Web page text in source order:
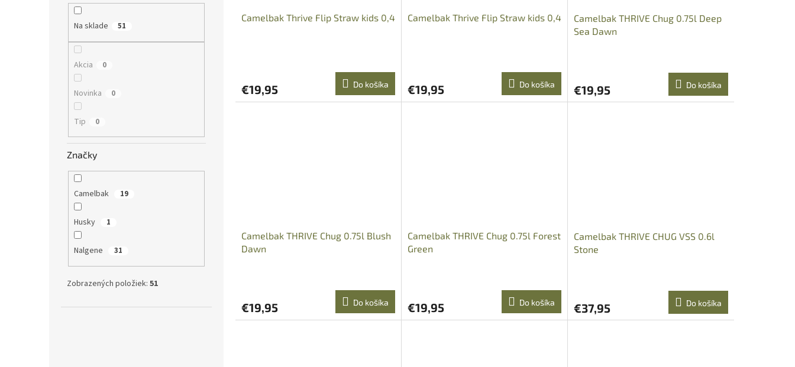
Na sklade 51
Akcia 0
Novinka 0
Tip 0
Značky
Camelbak 19
Husky 1
Nalgene 31
Zobrazených položiek: 51
Camelbak Thrive Flip Straw kids 0,4
€19,95 Do košíka
Camelbak Thrive Flip Straw kids 0,4
€19,95 Do košíka
Camelbak THRIVE Chug 0.75l Deep
Sea Dawn
€19,95 Do košíka
Camelbak THRIVE Chug 0.75l Blush
Dawn
€19,95 Do košíka
Camelbak THRIVE Chug 0.75l Forest
Green
€19,95 Do košíka
Camelbak THRIVE CHUG VSS 0.6l
Stone
€37,95 Do košíka